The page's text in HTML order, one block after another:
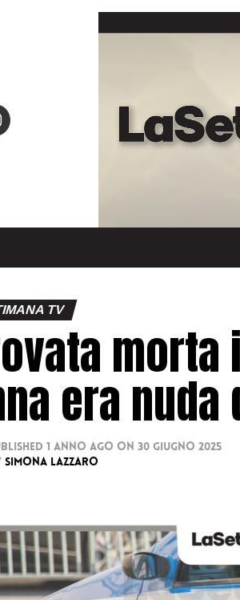
TV
morta
era
1 anno ago on 30 Giugno 2025
Simona Lazzaro